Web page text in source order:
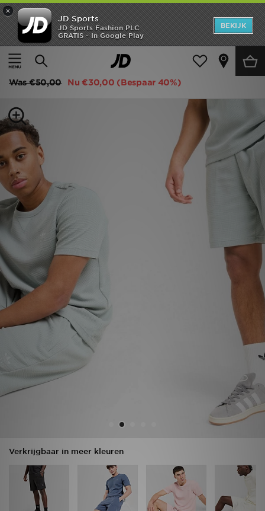
×
JD Sports
JD Sports Fashion PLC
GRATIS - In Google Play
BEKIJK
Thuis
Mannen Herenkleding Shorts
adidas Originals Waffle Shorts
Was€50,00 Nu €30,00 (Bespaar 40%)
Verkrijgbaar in meer kleuren
New In
Heren
Collecties
Merken
Voetbal
Sport
OFFERS
Download de app
Winkel Zoeken
Bestelling Traceren
Klantenservice